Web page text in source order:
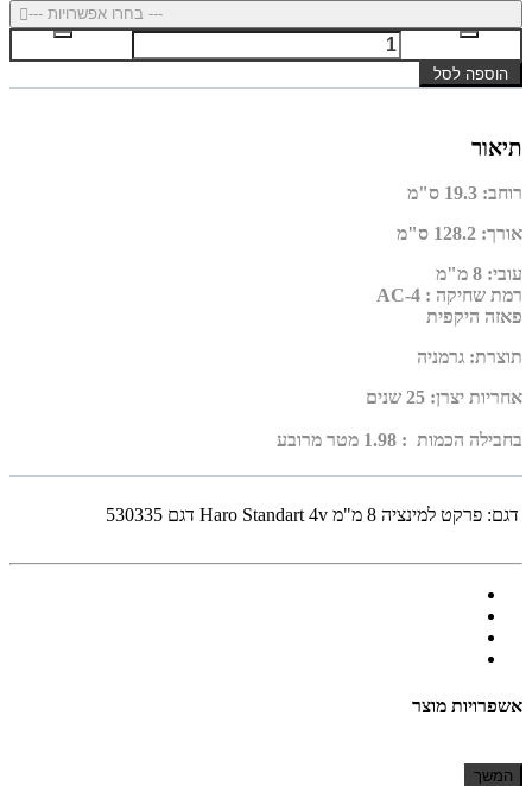
--- בחרו אפשרויות ---
הוספה לסל
תיאור
רוחב: 19.3 ס"מ
אורך: 128.2 ס"מ
עובי: 8 מ"מ
רמת שחיקה : AC-4
פאזה היקפית
תוצרת: גרמניה
אחריות יצרן: 25 שנים
בחבילה הכמות : 1.98 מטר מרובע
דגם: פרקט למינציה 8 מ"מ Haro Standart 4v דגם 530335
אשפרויות מוצר
המשך